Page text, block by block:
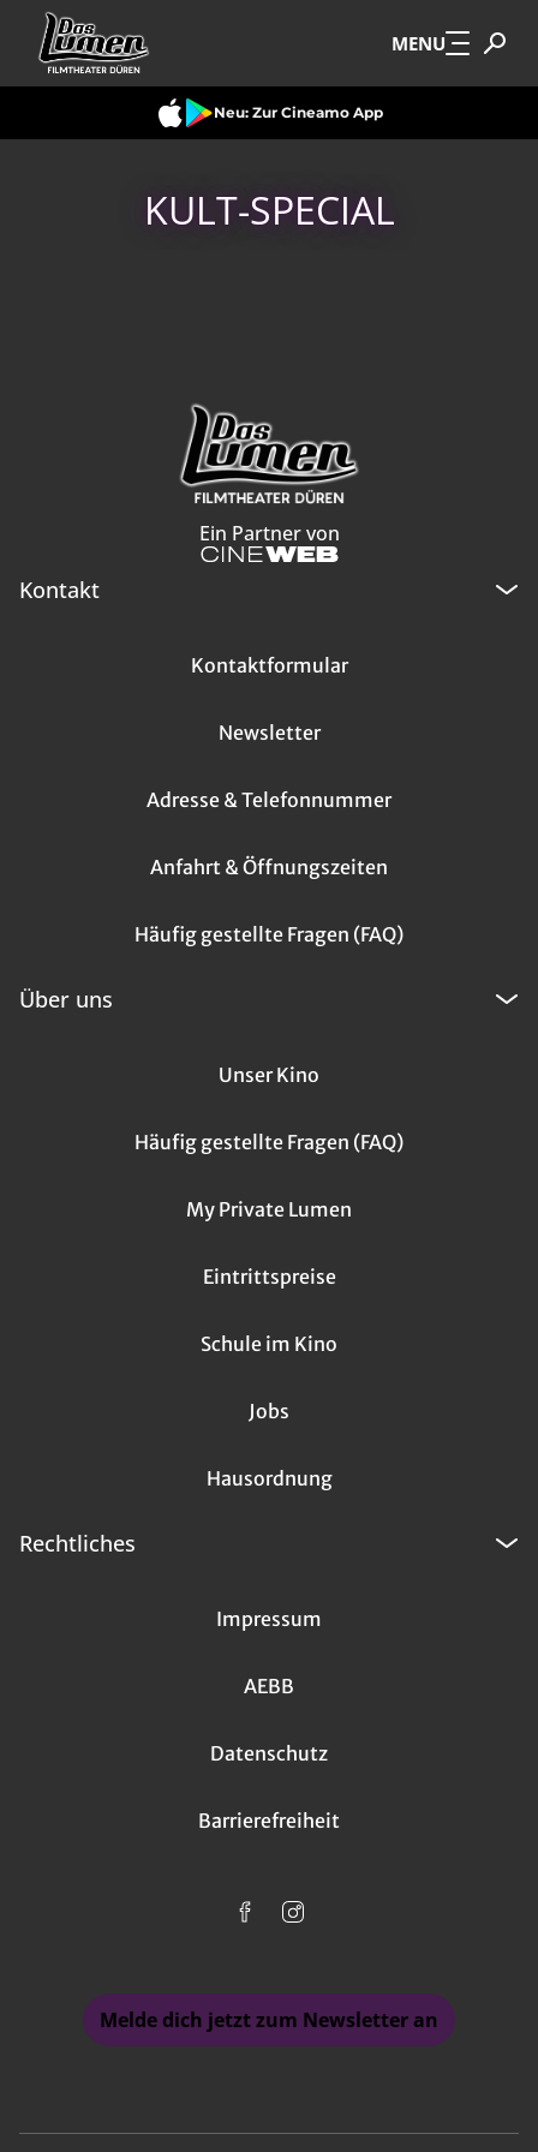
Zum Hauptinhalt springen MENU
Neu: Zur Cineamo App
KULT-SPECIAL
Ein Partner von
Kontakt
Kontaktformular
Newsletter
Adresse & Telefonnummer
Anfahrt & Öffnungszeiten
Häufig gestellte Fragen (FAQ)
Über uns
Unser Kino
Häufig gestellte Fragen (FAQ)
My Private Lumen
Eintrittspreise
Schule im Kino
Jobs
Hausordnung
Rechtliches
Impressum
AEBB
Datenschutz
Barrierefreiheit
Melde dich jetzt zum Newsletter an